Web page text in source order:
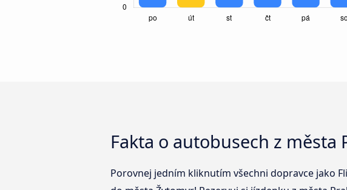
Fakta o autobusech z
Porovnej jedním kliknutím všechni dopravce jako